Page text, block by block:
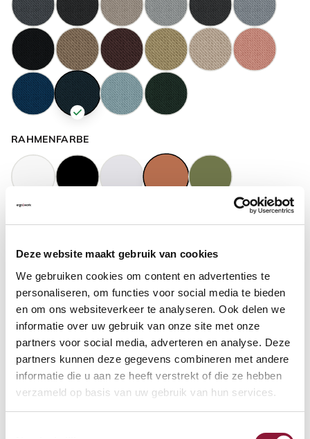
Deze website maakt gebruik van cookies
We gebruiken cookies om content en advertenties te
personaliseren, om functies voor social media te bieden
en om ons websiteverkeer te analyseren. Ook delen we
informatie over uw gebruik van onze site met onze
partners voor social media, adverteren en analyse. Deze
partners kunnen deze gegevens combineren met andere
informatie die u aan ze heeft verstrekt of die ze hebben
verzameld op basis van uw gebruik van hun services.
RAHMENFARBE
GASFEDERHÖHE
BODENKONTAKT
FUSSRING ?